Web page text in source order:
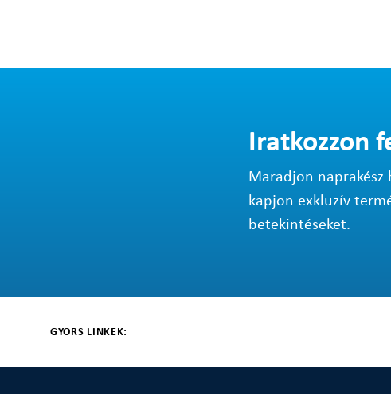
Iratkozzon
Maradjon naprakész
kapjon exkluzív
betekintéseket.
GYORS LINKEK: